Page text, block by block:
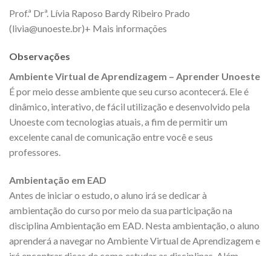
Prof.ª Drª. Lívia Raposo Bardy Ribeiro Prado
(livia@unoeste.br)+ Mais informações
Observações
Ambiente Virtual de Aprendizagem – Aprender Unoeste
É por meio desse ambiente que seu curso acontecerá. Ele é
dinâmico, interativo, de fácil utilização e desenvolvido pela
Unoeste com tecnologias atuais, a fim de permitir um
excelente canal de comunicação entre você e seus
professores.
Ambientação em EAD
Antes de iniciar o estudo, o aluno irá se dedicar à
ambientação do curso por meio da sua participação na
disciplina Ambientação em EAD. Nesta ambientação, o aluno
aprenderá a navegar no Ambiente Virtual de Aprendizagem e